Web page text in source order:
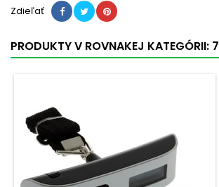
Zdieľať
PRODUKTY V ROVNAKEJ KATEGÓRII: 7